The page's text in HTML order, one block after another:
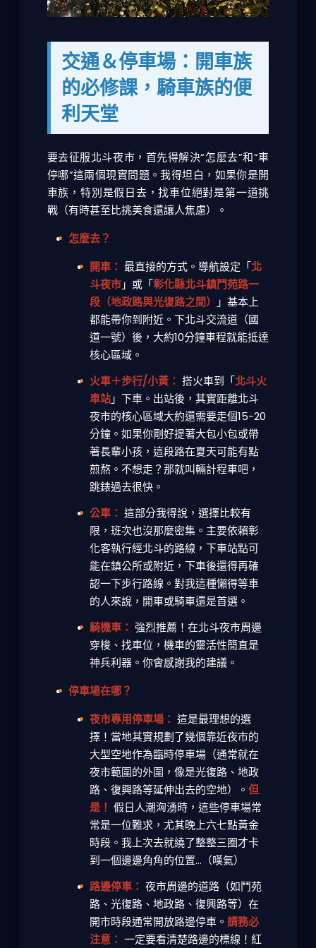
交通＆停車場：開車族
的必修課，騎車族的便
利天堂
要去征服北斗夜市，首先得解決“怎麼去”和“車
停哪”這兩個現實問題。我得坦白，如果你是開
車族，特別是假日去，找車位絕對是第一道挑
戰（有時甚至比挑美食還讓人焦慮）。
怎麼去？
開車： 最直接的方式。導航設定「北
斗夜市」或「彰化縣北斗鎮鬥苑路一
段（地政路與光復路之間）
」基本上
都能帶你到附近。下北斗交流道（國
道一號）後，大約10分鐘車程就能抵達
核心區域。
火車＋步行/小黃： 搭火車到「北斗火
車站」下車。出站後，其實距離北斗
夜市的核心區域大約還需要走個15-20
分鐘。如果你剛好提著大包小包或帶
著長輩小孩，這段路在夏天可能有點
煎熬。不想走？那就叫輛計程車吧，
跳錶過去很快。
公車： 這部分我得說，選擇比較有
限，班次也沒那麼密集。主要依賴彰
化客執行經北斗的路線，下車站點可
能在鎮公所或附近，下車後還得再確
認一下步行路線。對我這種懶得等車
的人來說，開車或騎車還是首選。
騎機車： 強烈推薦！在北斗夜市周邊
穿梭、找車位，機車的靈活性簡直是
神兵利器。你會感謝我的建議。
停車場在哪？
夜市專用停車場： 這是最理想的選
擇！當地其實規劃了幾個靠近夜市的
大型空地作為臨時停車場（通常就在
夜市範圍的外圍，像是光復路、地政
路、復興路等延伸出去的空地）。 但
是！ 假日人潮洶湧時，這些停車場常
常是一位難求，尤其晚上六七點黃金
時段。我上次去就繞了整整三圈才卡
到一個邊邊角角的位置...（嘆氣）
路邊停車： 夜市周邊的道路（如鬥苑
路、光復路、地政路、復興路等）在
開市時段通常開放路邊停車。 請務必
注意： 一定要看清楚路邊的標線！紅